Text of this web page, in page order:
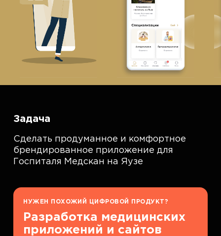
Задача
Сделать продуманное и комфортное
брендированное приложение для
Госпиталя Медскан на Яузе
НУЖЕН ПОХОЖИЙ ЦИФРОВОЙ ПРОДУКТ?
Разработка медицинских
приложений и сайтов